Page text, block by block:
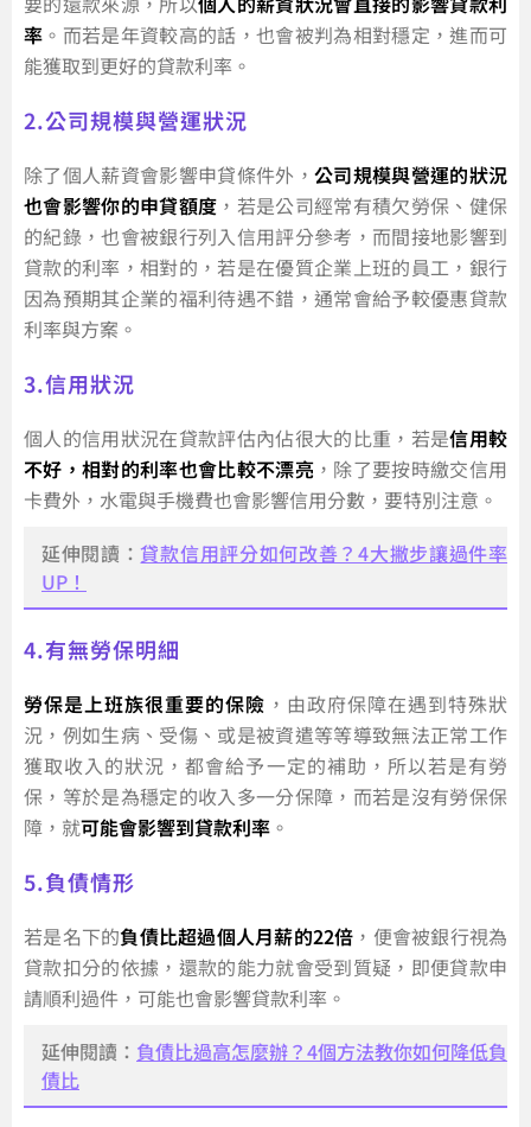
率 。而若是年資較高的話，也會被判為相對穩定，進而可
能獲取到更好的貸款利率。
2.公司規模與營運狀況
除了個人薪資會影響申貸條件外， 公司規模與營運的狀況
也會影響你的申貸額度 ，若是公司經常有積欠勞保、健保
的紀錄，也會被銀行列入信用評分參考，而間接地影響到
貸款的利率，相對的，若是在優質企業上班的員工，銀行
因為預期其企業的福利待遇不錯，通常會給予較優惠貸款
利率與方案。
3.信用狀況
個人的信用狀況在貸款評估內佔很大的比重，若是信用較
不好，相對的利率也會比較不漂亮 ，除了要按時繳交信用
卡費外，水電與手機費也會影響信用分數，要特別注意。
延伸閱讀：貸款信用評分如何改善？4大撇步讓過件率
UP！
4.有無勞保明細
勞保是上班族很重要的保險 ，由政府保障在遇到特殊狀
況，例如生病、受傷、或是被資遣等等導致無法正常工作
獲取收入的狀況，都會給予一定的補助，所以若是有勞
保，等於是為穩定的收入多一分保障，而若是沒有勞保保
障，就可能會影響到貸款利率 。
5.負債情形
若是名下的負債比超過個人月薪的22倍 ，便會被銀行視為
貸款扣分的依據，還款的能力就會受到質疑，即便貸款申
請順利過件，可能也會影響貸款利率。
延伸閱讀： 負債比過高怎麼辦？4個方法教你如何降低負
債比